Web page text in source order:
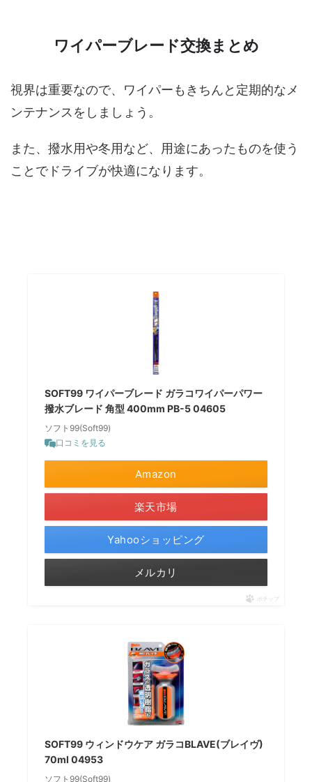
ワイパーブレード交換まとめ
視界は重要なので、ワイパーもきちんと定期的なメ
ンテナンスをしましょう。
また、撥水用や冬用など、用途にあったものを使う
ことでドライブが快適になります。
SOFT99 ワイパーブレード ガラコワイパーパワー
撥水ブレード 角型 400mm PB-5 04605
ソフト99(Soft99)
口コミを見る
Amazon
楽天市場
Yahooショッピング
メルカリ
ポチップ
SOFT99 ウィンドウケア ガラコBLAVE(ブレイヴ)
70ml 04953
ソフト99(Soft99)